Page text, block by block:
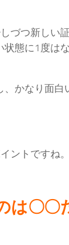
づつ新しい
状態に1度は
かなり面白
ントですね。
は〇〇